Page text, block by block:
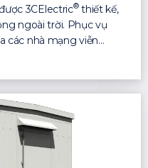
3CElectric®thiết kế,
ngoài trời. Phục vụ
các nhà mạng viễn